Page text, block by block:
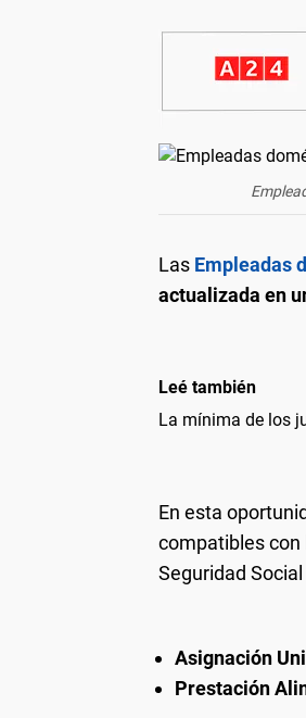
Las Empleadas
actualizada en
Leé también
La mínima de los
En esta
compatibles con
Seguridad Social
Asignación
Prestación